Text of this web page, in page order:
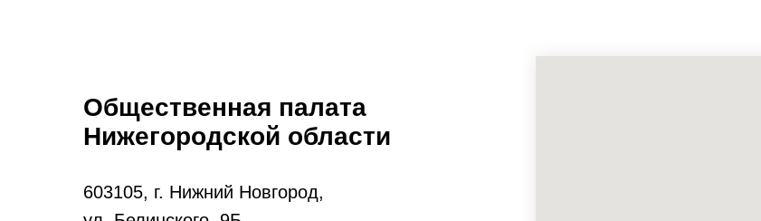
Общественная палата
Нижегородской области
603105, г. Нижний Новгород,